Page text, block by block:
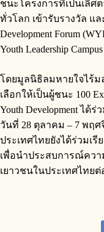
ชนะโครงการที่เป็นเลิศ
ทั่วโลก เข้ารับรางวัล แล
Development Forum
Youth Leadership
โดยมูลนิธิลมหายใจไร้
เลือกให้เป็นผู้ชนะ 100
Youth Development ได้
วันที่ 28 ตุลาคม – 7 พฤ
ประเทศไทยยังได้ร่วมเ
เพื่อนำประสบการณ์คว
เยาวชนในประเทศไทยต่